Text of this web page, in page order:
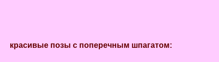
красивые позы с поперечным шпагатом: